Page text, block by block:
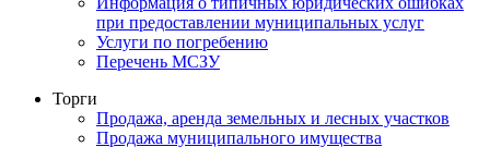
при предоставлении муниципальных услуг
Услуги по погребению
Перечень МСЗУ
Торги
Продажа, аренда земельных и лесных участков
Продажа муниципального имущества